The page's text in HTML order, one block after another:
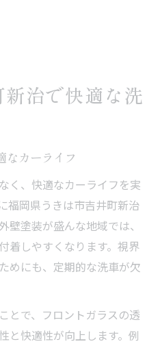
治で快適な洗
なカーライフ
く、快適なカーライフを実
福岡県うきは市吉井町新治
壁塗装が盛んな地域では、
着しやすくなります。視界
めにも、定期的な洗車が欠
とで、フロントガラスの透
と快適性が向上します。例